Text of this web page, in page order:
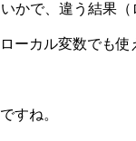
かで、違う結果（
ーカル変数でも使
すね。